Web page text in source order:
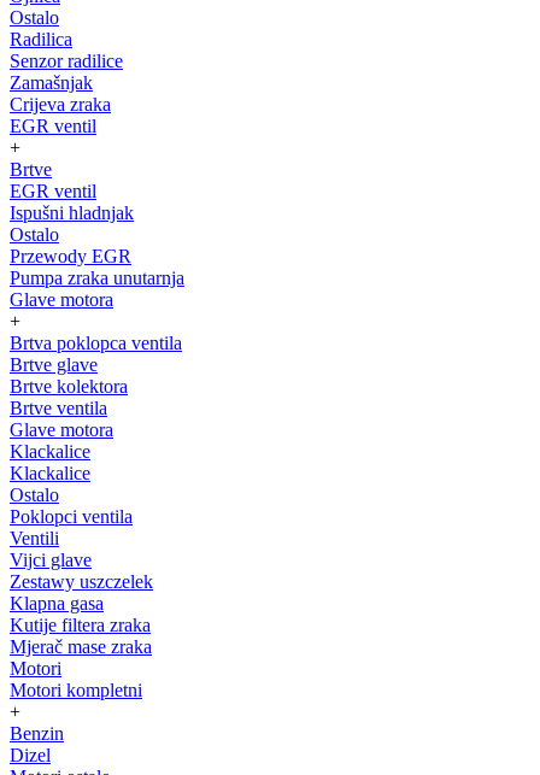
Ostalo
Radilica
Senzor radilice
Zamašnjak
Crijeva zraka
EGR ventil
+
Brtve
EGR ventil
Ispušni hladnjak
Ostalo
Przewody EGR
Pumpa zraka unutarnja
Glave motora
+
Brtva poklopca ventila
Brtve glave
Brtve kolektora
Brtve ventila
Glave motora
Klackalice
Klackalice
Ostalo
Poklopci ventila
Ventili
Vijci glave
Zestawy uszczelek
Klapna gasa
Kutije filtera zraka
Mjerač mase zraka
Motori
Motori kompletni
+
Benzin
Dizel